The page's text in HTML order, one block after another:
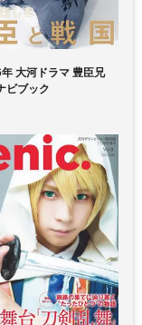
大河ドラマ 豊臣兄
ビブック